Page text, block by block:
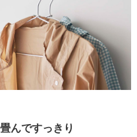
んですっきり